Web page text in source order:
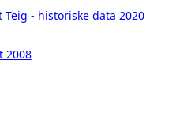
- historiske data 2020
2008